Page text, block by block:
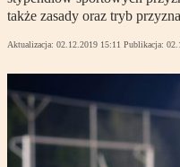
także zasady oraz tryb
Aktualizacja: 02.12.2019 15:11 Publikacja: